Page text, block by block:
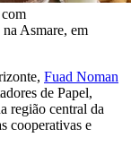
Asmare, em
Fuad Noman
de Papel,
região central da
cooperativas e